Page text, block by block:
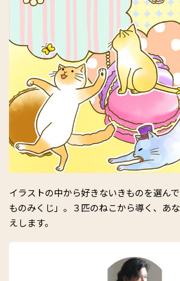
イラストの中から好きないきものを選ん
ものみくじ」。３匹のねこから導く、あ
えします。